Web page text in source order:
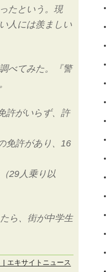
たという。現
人には羨ましい
べてみた。『警
許がいらず、許
免許があり、16
29人乗り以
ら、街が中学生
エキサイトニュース